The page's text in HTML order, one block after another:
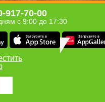
от массажа
2000 р.
в твоём
для загрузки приложения
917-70-00
с 9:00 до 17:30